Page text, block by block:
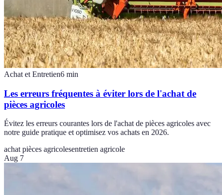
Achat et Entretien6 min
Les erreurs fréquentes à éviter lors de l'achat de
pièces agricoles
Évitez les erreurs courantes lors de l'achat de pièces agricoles avec
notre guide pratique et optimisez vos achats en 2026.
achat pièces agricolesentretien agricole
Aug 7